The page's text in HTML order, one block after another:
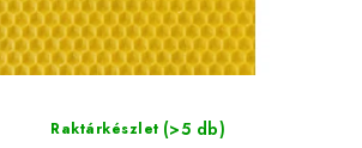
Raktárkészlet (>5 db)